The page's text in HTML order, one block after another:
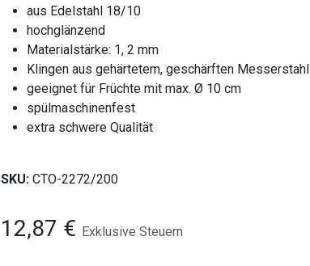
aus Edelstahl 18/10
hochglänzend
Materialstärke: 1, 2 mm
Klingen aus gehärtetem, geschärften Messerstahl
geeignet für Früchte mit max. Ø 10 cm
spülmaschinenfest
extra schwere Qualität
SKU: CTO-2272/200
12,87 € Exklusive Steuern